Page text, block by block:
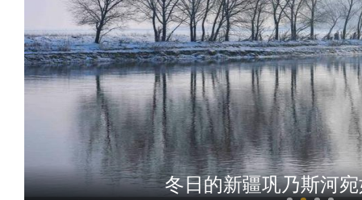
【万人说新疆】新疆大叔拍
冬日的新疆巩乃斯河